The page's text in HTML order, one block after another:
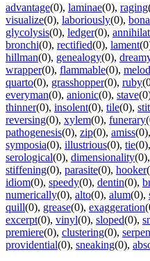
advantage(0), laminae(0), raging
visualize(0), laboriously(0),
glycolysis(0), ledger(0),
bronchi(0), rectified(0), lament
hillman(0), genealogy(0),
wrapper(0), flammable(0),
quarto(0), grasshopper(0), ruby
everyman(0), anionic(0), stave
thinner(0), insolent(0), tile(0),
reversing(0), xylem(0), funerary
pathogenesis(0), zip(0), amiss(0),
symposia(0), illustrious(0), tie(0),
serological(0), dimensionality(0),
stiffening(0), parasite(0), hooker
idiom(0), speedy(0), dentin(0),
numerically(0), alto(0), alum(0),
quill(0), grease(0), exaggeration
excerpt(0), vinyl(0), sloped(0),
premiere(0), clustering(0),
providential(0), sneaking(0),